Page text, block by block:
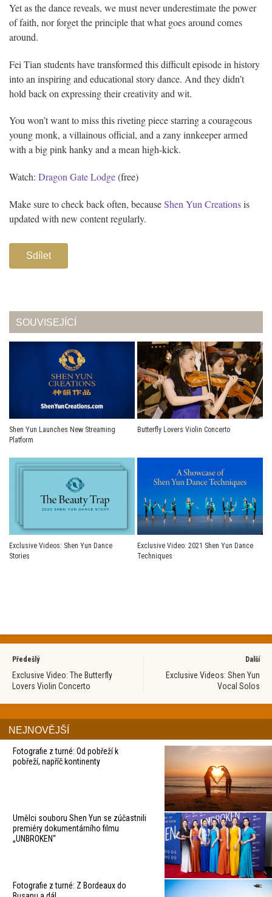
Yet as the dance reveals, we must never underestimate the power
of faith, nor forget the principle that what goes around comes
around.
Fei Tian students have transformed this difficult episode in history
into an inspiring and educational story dance. And they didn’t
hold back on expressing their creativity and wit.
You won’t want to miss this riveting piece starring a courageous
young monk, a villainous official, and a zany innkeeper armed
with a big pink hanky and a mean high-kick.
Watch: Dragon Gate Lodge(free)
Make sure to check back often, becauseShen Yun Creationsis
updated with new content regularly.
Sdílet
SOUVISEJÍCÍ
Shen Yun Launches New Streaming
Platform
Butterfly Lovers Violin Concerto
Exclusive Videos: Shen Yun Dance
Stories
Exclusive Video: 2021 Shen Yun Dance
Techniques
Předešlý
Exclusive Video: The Butterfly
Lovers Violin Concerto
Další
Exclusive Videos: Shen Yun
Vocal Solos
NEJNOVĚJŠÍ
Fotografie z turné: Od pobřeží k
pobřeží, napříč kontinenty
Umělci souboru Shen Yun se zúčastnili
premiéry dokumentárního filmu
„UNBROKEN“
Fotografie z turné: Z Bordeaux do